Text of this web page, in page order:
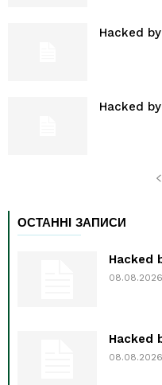
Hacked
Hacked
ОСТАННІ ЗАПИСИ
Hacked
08.08.2026
Hacked
08.08.2026